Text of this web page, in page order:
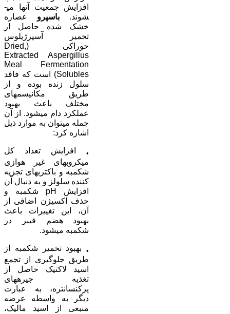
افزايش جمعيت آن­ها می­
شوند. باسپرو عصاره
خشک شده حاصل از
تخمير آسپرژيلوس
خوراکی (Dried,
Extracted Aspergillus
Meal Fermentation
Solubles) است که فاقد
سلول زنده بوده و از
طريق مکانيسم­های
مختلف باعث بهبود
عملکرد دام می­شود. از آن
جمله می­توان به موارد ذيل
اشاره کرد:
•
افزايش تعداد کل
ميکروب­های غير هوازی
شکمبه و باکتری­های تجزيه
کننده سلولز و به دنبال آن
افزايش pH شکمبه و
حذف اکسيژن اضافی از
آن، اين تغييرات باعث
بهبود هضم فيبر در
شکمبه می­شود.
• بهبود تخمير شکمبه از
طريق جلوگيری از تجمع
اسيد لاکتيک حاصل از
تغذيه جيره­های
پرکنسانتره، به عبارت
ديگر به واسطه عرضه
منبعی از اسيد ماليک،